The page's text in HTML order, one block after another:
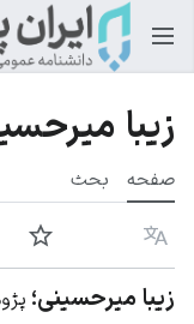
زیبا
صفحه بحث
زبان
زیبا میرحسینی؛